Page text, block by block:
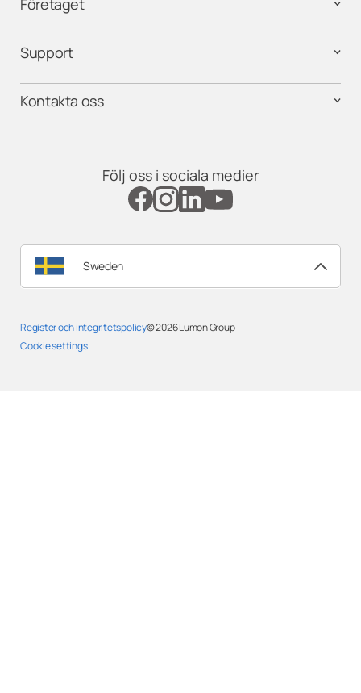
Företaget
Support
Kontakta oss
Följ oss i sociala medier
Sweden
Register och integritetspolicy
Cookie settings
© 2026Lumon Group